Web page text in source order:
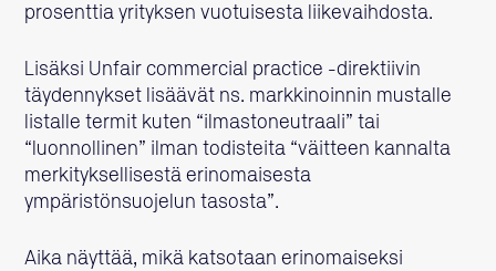
prosenttia yrityksen vuotuisesta liikevaihdosta.
Lisäksi Unfair commercial practice -direktiivin
täydennykset lisäävät ns. markkinoinnin mustalle
listalle termit kuten “ilmastoneutraali” tai
“luonnollinen” ilman todisteita “väitteen kannalta
merkityksellisestä erinomaisesta
ympäristönsuojelun tasosta”.
Aika näyttää, mikä katsotaan erinomaiseksi